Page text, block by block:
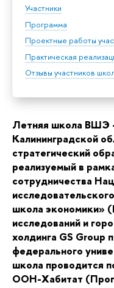
Участники
Программа
Проектные работы
Практическая
Отзывы участников
Летняя школа ВШЭ
Калининградской
стратегический
реализуемый в
сотрудничества
школа экономики»
исследований и
холдинга GS Group
федерального
школа проводится
ООН-Хабитат